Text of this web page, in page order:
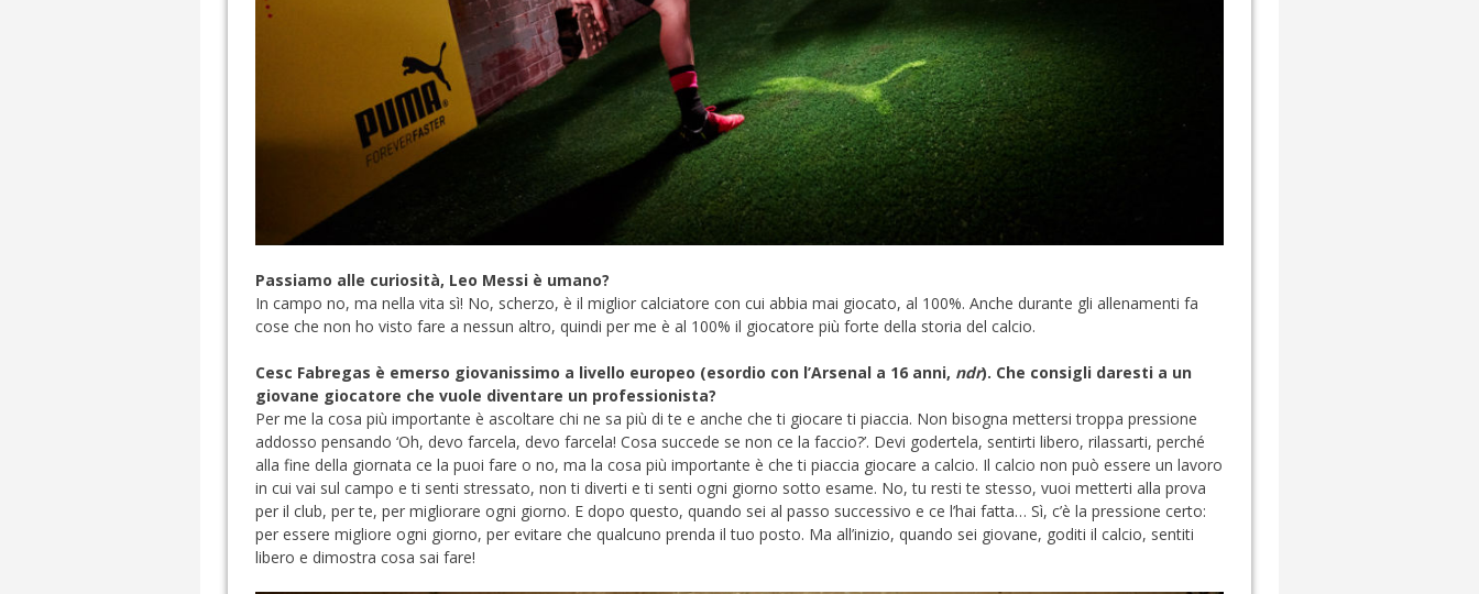
Passiamo alle curiosità, Leo Messi è umano?
In campo no, ma nella vita sì! No, scherzo, è il miglior calciatore con cui abbia mai giocato, al 100%. Anche durante gli allenamenti fa
cose che non ho visto fare a nessun altro, quindi per me è al 100% il giocatore più forte della storia del calcio.
Cesc Fabregas è emerso giovanissimo a livello europeo (esordio con l’Arsenal a 16 anni, ndr). Che consigli daresti a un
giovane giocatore che vuole diventare un professionista?
Per me la cosa più importante è ascoltare chi ne sa più di te e anche che ti giocare ti piaccia. Non bisogna mettersi troppa pressione
addosso pensando ‘Oh, devo farcela, devo farcela! Cosa succede se non ce la faccio?’. Devi godertela, sentirti libero, rilassarti, perché
alla fine della giornata ce la puoi fare o no, ma la cosa più importante è che ti piaccia giocare a calcio. Il calcio non può essere un lavoro
in cui vai sul campo e ti senti stressato, non ti diverti e ti senti ogni giorno sotto esame. No, tu resti te stesso, vuoi metterti alla prova
per il club, per te, per migliorare ogni giorno. E dopo questo, quando sei al passo successivo e ce l’hai fatta… Sì, c’è la pressione certo:
per essere migliore ogni giorno, per evitare che qualcuno prenda il tuo posto. Ma all’inizio, quando sei giovane, goditi il calcio, sentiti
libero e dimostra cosa sai fare!